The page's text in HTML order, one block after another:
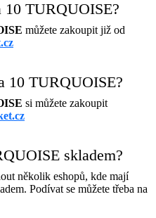
TURQUOISE?
můžete zakoupit již od
10 TURQUOISE?
si můžete zakoupit
skladem?
několik eshopů, kde mají
Podívat se můžete třeba na